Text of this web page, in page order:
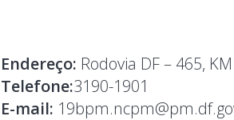
Endereço: Rodovia DF – 465,
Telefone:3190-1901
E-mail: